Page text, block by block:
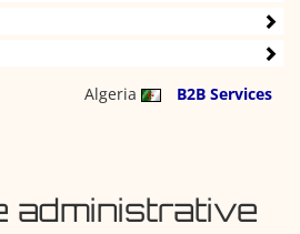
Algeria
B2B Services
administrative